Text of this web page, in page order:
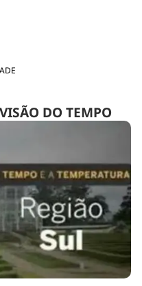
DO TEMPO